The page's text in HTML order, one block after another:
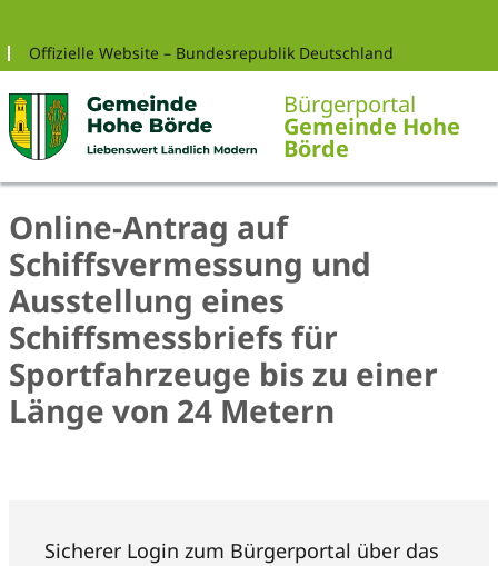
Offizielle Website – Bundesrepublik Deutschland
Bürgerportal
Gemeinde Hohe
Börde
Online-Antrag auf
Schiffsvermessung und
Ausstellung eines
Schiffsmessbriefs für
Sportfahrzeuge bis zu einer
Länge von 24 Metern
Sicherer Login zum Bürgerportal über das